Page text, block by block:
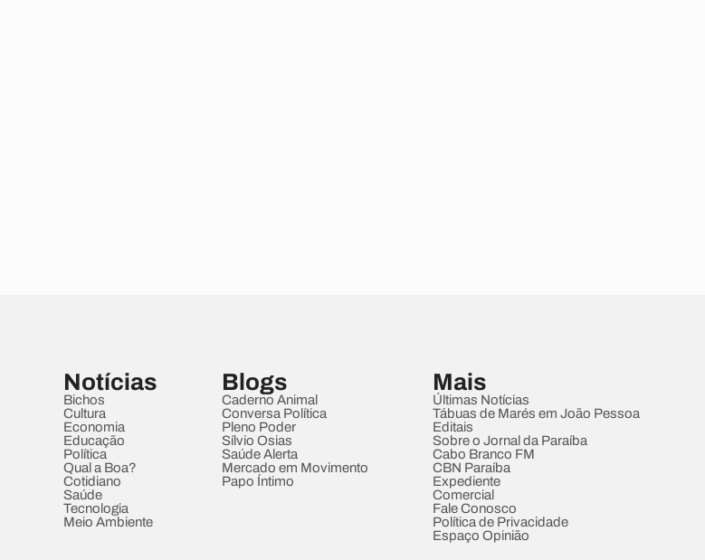
Notícias
Bichos
Cultura
Economia
Educação
Política
Qual a Boa?
Cotidiano
Saúde
Tecnologia
Meio Ambiente
Blogs
Caderno Animal
Conversa Política
Pleno Poder
Sílvio Osias
Saúde Alerta
Mercado em Movimento
Papo Íntimo
Mais
Últimas Notícias
Tábuas de Marés em João Pessoa
Editais
Sobre o Jornal da Paraíba
Cabo Branco FM
CBN Paraíba
Expediente
Comercial
Fale Conosco
Política de Privacidade
Espaço Opinião